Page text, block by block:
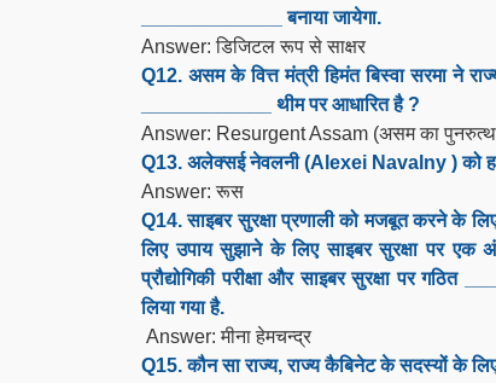
_____________ बनाया जायेगा.
Answer: डिजिटल रूप से साक्षर
Q12. असम के वित्त मंत्री हिमंत बिस्वा सरमा ने
____________ थीम पर आधारित है ?
Answer: Resurgent Assam (असम का
Q13. अलेक्सई नेवलनी (Alexei Navalny ) को हाल
Answer: रूस
Q14. साइबर सुरक्षा प्रणाली को मजबूत करने के
लिए उपाय सुझाने के लिए साइबर सुरक्षा पर एक
प्रौद्योगिकी परीक्षा और साइबर सुरक्षा पर
लिया गया है.
Answer: मीना हेमचन्द्र
Q15. कौन सा राज्य, राज्य कैबिनेट के सदस्यों के